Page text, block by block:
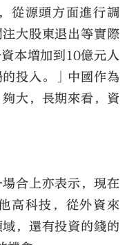
從源頭方面進行調
大股東退出等實際
本增加到10億元人
投入。」中國作為
大，長期來看，資
合上亦表示，現在
高科技，從外資來
，還有投資的錢的